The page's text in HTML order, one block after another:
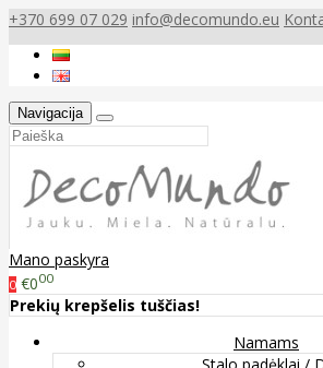
+370 699 07 029 info@decomundo.eu
Navigacija
Mano paskyra
0 €000
Prekių krepšelis tuščias!
Namams
Stalo padėklai /